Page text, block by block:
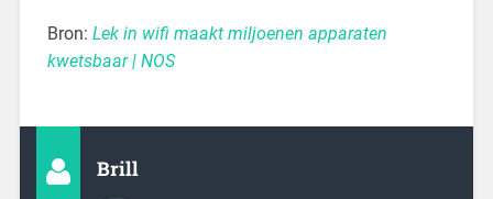
Bron: Lek in wifi maakt miljoenen apparaten
kwetsbaar | NOS
Brill